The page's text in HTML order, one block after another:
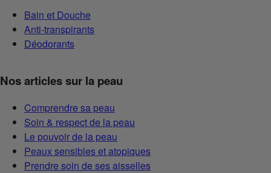
Bain et Douche
Anti-transpirants
Déodorants
Nos articles sur la peau
Comprendre sa peau
Soin & respect de la peau
Le pouvoir de la peau
Peaux sensibles et atopiques
Prendre soin de ses aisselles